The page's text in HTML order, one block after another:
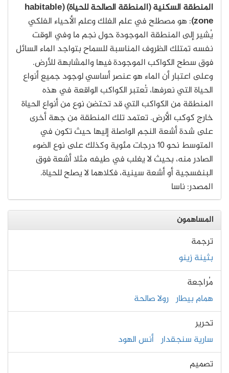
المنطقة السكنية (المنطقة الصالحة للحياة) (habitable
zone) : هو مصطلح في علم الفلك وعلم الأحياء الفلكي
يُشير إلى المنطقة الموجودة حول نجم ما وفي الوقت
نفسه تمتلك الظروف المناسبة للسماح بتواجد الماء السائل
فوق سطح الكواكب الموجودة فيها والمشابهة للأرض.
وعلى اعتبار أن الماء هو عنصر أساسي لوجود جميع أنواع
الحياة التي نعرفها، تُعتبر الكواكب الواقعة في هذه
المنطقة من الكواكب التي قد تحتضن نوع من أنواع الحياة
خارج كوكب الأرض. تعتمد تلك المنطقة من جهة أخرى
على شدة أشعة النجم الواصلة إليها حيث تكون في
المتوسط نحو 10 درجات مئوية وكذلك على نوع الضوء
الصادر منه، بحيث لا يغلب في طيفه مثلا أشعة فوق
البنفسجية أو أشعة سينية، فكلاهما لا يصلح للحياة.
المصدر: ناسا
المساهمون
ترجمة
بثينة زينو
مُراجعة
همام بيطار رولا صالحة
تحرير
سارية سنجقدار أنس الهود
تصميم